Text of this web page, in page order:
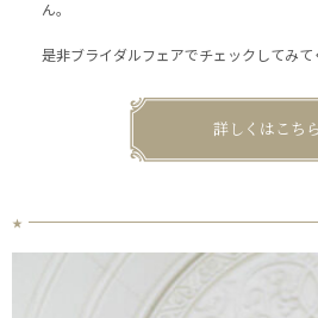
ん。
是非ブライダルフェアでチェックしてみ
詳しくはこちら